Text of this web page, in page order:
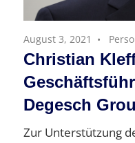
August 3, 2021
Christian
Degesch
Zur Unterstützung